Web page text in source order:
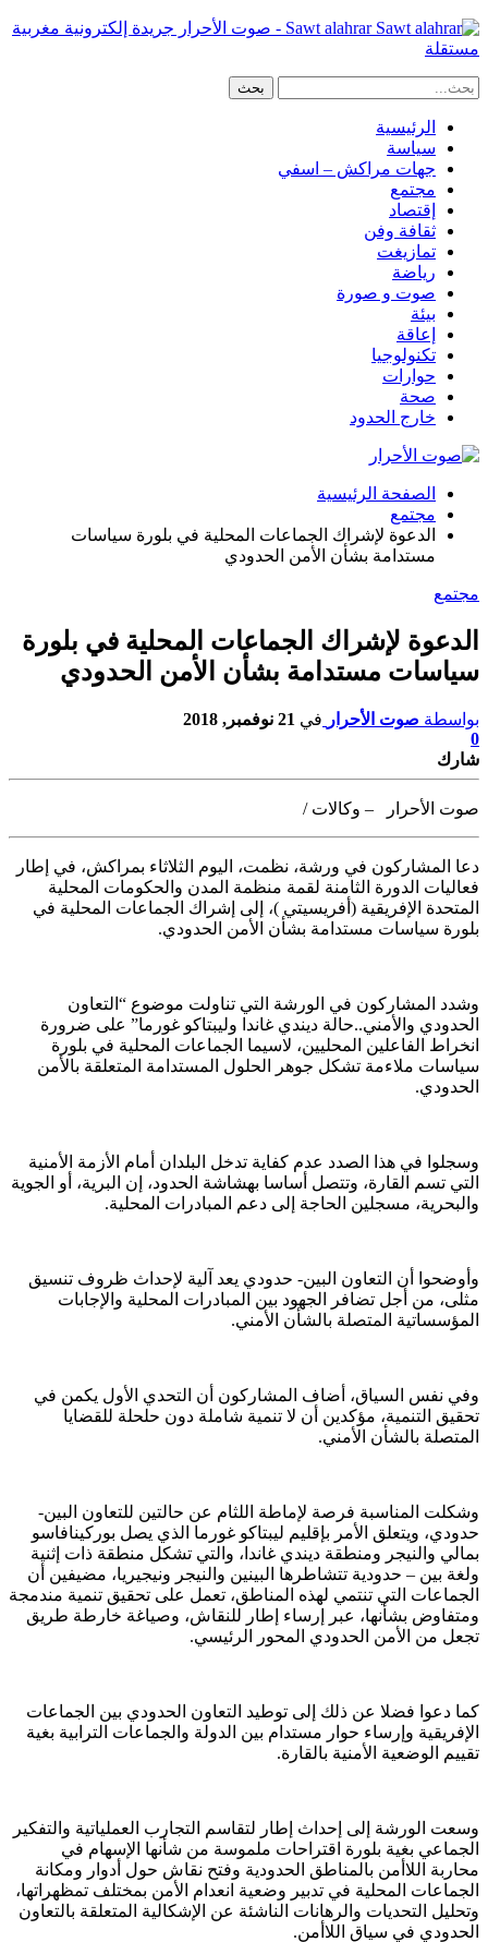
Sawt alahrar - صوت الأحرار جريدة إلكترونية مغربية
مستقلة
الرئيسية
سياسة
جهات مراكش – اسفي
مجتمع
إقتصاد
ثقافة وفن
تمازيغت
رياضة
صوت و صورة
بيئة
إعاقة
تكنولوجيا
حوارات
صحة
خارج الحدود
الصفحة الرئيسية
مجتمع
الدعوة لإشراك الجماعات المحلية في بلورة سياسات
مستدامة بشأن الأمن الحدودي
مجتمع
الدعوة لإشراك الجماعات المحلية في بلورة
سياسات مستدامة بشأن الأمن الحدودي
بواسطة صوت الأحرار في 21 نوفمبر, 2018
0
شارك
صوت الأحرار – وكالات /
دعا المشاركون في ورشة، نظمت، اليوم الثلاثاء بمراكش، في إطار
فعاليات الدورة الثامنة لقمة منظمة المدن والحكومات المحلية
المتحدة الإفريقية (أفريسيتي )، إلى إشراك الجماعات المحلية في
بلورة سياسات مستدامة بشأن الأمن الحدودي.
وشدد المشاركون في الورشة التي تناولت موضوع “التعاون
الحدودي والأمني..حالة ديندي غاندا وليبتاكو غورما” على ضرورة
انخراط الفاعلين المحليين، لاسيما الجماعات المحلية في بلورة
سياسات ملاءمة تشكل جوهر الحلول المستدامة المتعلقة بالأمن
الحدودي.
وسجلوا في هذا الصدد عدم كفاية تدخل البلدان أمام الأزمة الأمنية
التي تسم القارة، وتتصل أساسا بهشاشة الحدود، إن البرية، أو الجوية
والبحرية، مسجلين الحاجة إلى دعم المبادرات المحلية.
وأوضحوا أن التعاون البين- حدودي يعد آلية لإحداث ظروف تنسيق
مثلى، من أجل تضافر الجهود بين المبادرات المحلية والإجابات
المؤسساتية المتصلة بالشأن الأمني.
وفي نفس السياق، أضاف المشاركون أن التحدي الأول يكمن في
تحقيق التنمية، مؤكدين أن لا تنمية شاملة دون حلحلة للقضايا
المتصلة بالشأن الأمني.
وشكلت المناسبة فرصة لإماطة اللثام عن حالتين للتعاون البين-
حدودي، ويتعلق الأمر بإقليم ليبتاكو غورما الذي يصل بوركينافاسو
بمالي والنيجر ومنطقة ديندي غاندا، والتي تشكل منطقة ذات إثنية
ولغة بين – حدودية تتشاطرها البينين والنيجر ونيجيريا، مضيفين أن
الجماعات التي تنتمي لهذه المناطق، تعمل على تحقيق تنمية مندمجة
ومتفاوض بشأنها، عبر إرساء إطار للنقاش، وصياغة خارطة طريق
تجعل من الأمن الحدودي المحور الرئيسي.
كما دعوا فضلا عن ذلك إلى توطيد التعاون الحدودي بين الجماعات
الإفريقية وإرساء حوار مستدام بين الدولة والجماعات الترابية بغية
تقييم الوضعية الأمنية بالقارة.
وسعت الورشة إلى إحداث إطار لتقاسم التجارب العملياتية والتفكير
الجماعي بغية بلورة اقتراحات ملموسة من شأنها الإسهام في
محاربة اللاأمن بالمناطق الحدودية وفتح نقاش حول أدوار ومكانة
الجماعات المحلية في تدبير وضعية انعدام الأمن بمختلف تمظهراتها،
وتحليل التحديات والرهانات الناشئة عن الإشكالية المتعلقة بالتعاون
الحدودي في سياق اللاأمن.